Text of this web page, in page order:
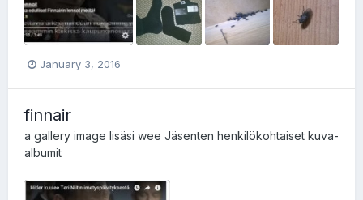
January 3, 2016
finnair
a gallery image lisäsi wee Jäsenten henkilökohtaiset kuva-
albumit